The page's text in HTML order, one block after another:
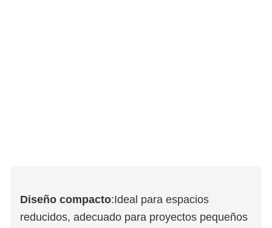
Diseño compacto:Ideal para espacios
reducidos, adecuado para proyectos pequeños